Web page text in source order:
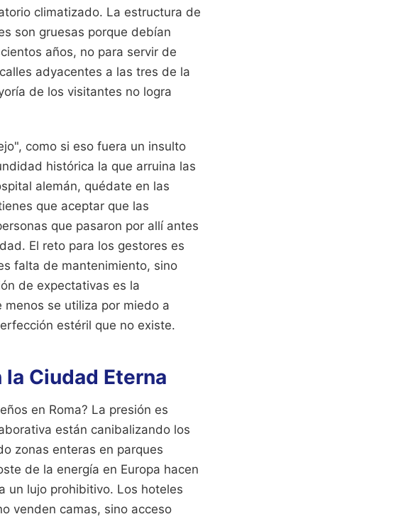
climatizado. La estructura de
son gruesas porque debían
años, no para servir de
adyacentes a las tres de la
de los visitantes no logra
como si eso fuera un insulto
histórica la que arruina las
alemán, quédate en las
que aceptar que las
que pasaron por allí antes
El reto para los gestores es
falta de mantenimiento, sino
de expectativas es la
se utiliza por miedo a
estéril que no existe.
Ciudad Eterna
en Roma? La presión es
están canibalizando los
zonas enteras en parques
de la energía en Europa hacen
un lujo prohibitivo. Los hoteles
venden camas, sino acceso